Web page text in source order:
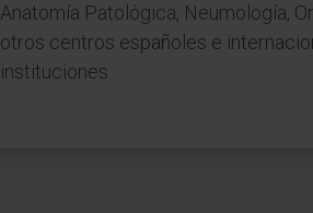
Anatomía Patológica, Neumología,
otros centros españoles e
instituciones.